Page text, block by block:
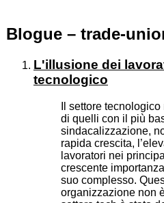
Blogue – trade-
L'illusione dei
tecnologico
Il settore
di quelli con il più
sindacalizzazione,
rapida crescita,
lavoratori nei
crescente
suo complesso.
organizzazione non